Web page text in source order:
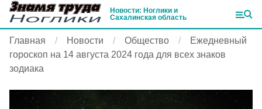
Новости: Ноглики и
Сахалинская область
Главная Новости Общество
Ежедневный
гороскоп на 14 августа 2024 года для всех знаков
зодиака